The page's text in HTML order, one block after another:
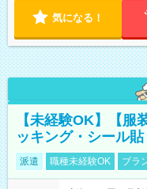
気になる！
【未経験OK】【服
ッキング・シール
派遣 職種未経験OK ブラ